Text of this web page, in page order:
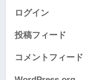
ログイン
投稿フィード
コメントフィード